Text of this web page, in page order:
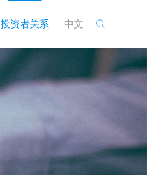
投资者关系 中文